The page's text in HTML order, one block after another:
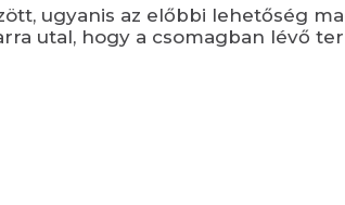
ugyanis az előbbi lehetőség
utal, hogy a csomagban lévő